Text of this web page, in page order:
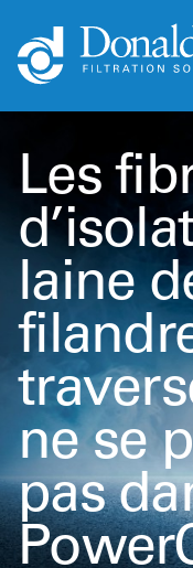
Les
laine
ne se
pas